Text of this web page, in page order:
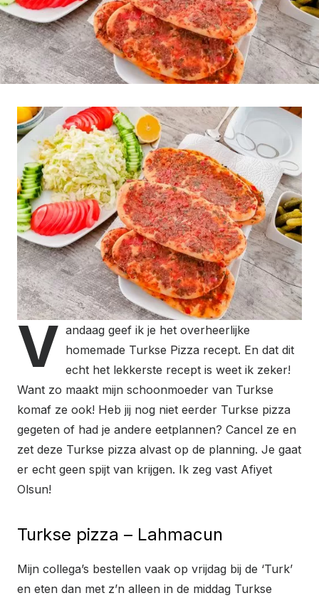
V andaag geef ik je het overheerlijke
homemade Turkse Pizza recept. En dat dit
echt het lekkerste recept is weet ik zeker!
Want zo maakt mijn schoonmoeder van Turkse
komaf ze ook! Heb jij nog niet eerder Turkse pizza
gegeten of had je andere eetplannen? Cancel ze en
zet deze Turkse pizza alvast op de planning. Je gaat
er echt geen spijt van krijgen. Ik zeg vast Afiyet
Olsun!
Turkse pizza – Lahmacun
Mijn collega’s bestellen vaak op vrijdag bij de ‘Turk’
en eten dan met z’n alleen in de middag Turkse